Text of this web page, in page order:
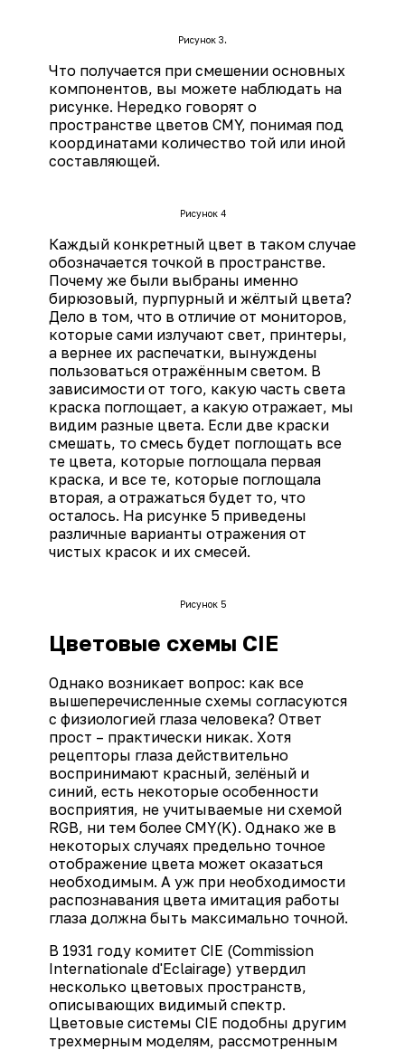
Рисунок 3.
Что получается при смешении основных
компонентов, вы можете наблюдать на
рисунке. Нередко говорят о
пространстве цветов CMY, понимая под
координатами количество той или иной
составляющей.
Рисунок 4
Каждый конкретный цвет в таком случае
обозначается точкой в пространстве.
Почему же были выбраны именно
бирюзовый, пурпурный и жёлтый цвета?
Дело в том, что в отличие от мониторов,
которые сами излучают свет, принтеры,
а вернее их распечатки, вынуждены
пользоваться отражённым светом. В
зависимости от того, какую часть света
краска поглощает, а какую отражает, мы
видим разные цвета. Если две краски
смешать, то смесь будет поглощать все
те цвета, которые поглощала первая
краска, и все те, которые поглощала
вторая, а отражаться будет то, что
осталось. На рисунке 5 приведены
различные варианты отражения от
чистых красок и их смесей.
Рисунок 5
Цветовые схемы CIE
Однако возникает вопрос: как все
вышеперечисленные схемы согласуются
с физиологией глаза человека? Ответ
прост – практически никак. Хотя
рецепторы глаза действительно
воспринимают красный, зелёный и
синий, есть некоторые особенности
восприятия, не учитываемые ни схемой
RGB, ни тем более CMY(K). Однако же в
некоторых случаях предельно точное
отображение цвета может оказаться
необходимым. А уж при необходимости
распознавания цвета имитация работы
глаза должна быть максимально точной.
В 1931 году комитет CIE (Commission
Internationale d'Eclairage) утвердил
несколько цветовых пространств,
описывающих видимый спектр.
Цветовые системы CIE подобны другим
трехмерным моделям, рассмотренным